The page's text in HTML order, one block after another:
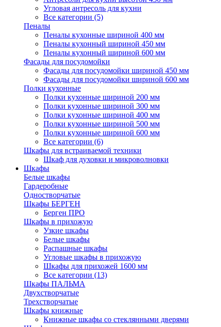
Угловая антресоль для кухни
Все категории (5)
Пеналы
Пеналы кухонные шириной 400 мм
Пеналы кухонный шириной 450 мм
Пеналы кухонный шириной 600 мм
Фасады для посудомойки
Фасады для посудомойки шириной 450 мм
Фасады для посудомойки шириной 600 мм
Полки кухонные
Полки кухонные шириной 200 мм
Полки кухонные шириной 300 мм
Полки кухонные шириной 400 мм
Полки кухонные шириной 500 мм
Полки кухонные шириной 600 мм
Все категории (6)
Шкафы для встраиваемой техники
Шкаф для духовки и микроволновки
Шкафы
Белые шкафы
Гардеробные
Одностворчатые
Шкафы БЕРГЕН
Берген ПРО
Шкафы в прихожую
Узкие шкафы
Белые шкафы
Распашные шкафы
Угловые шкафы в прихожую
Шкафы для прихожей 1600 мм
Все категории (13)
Шкафы ПАЛЬМА
Двухстворчатые
Трехстворчатые
Шкафы книжные
Книжные шкафы со стеклянными дверями